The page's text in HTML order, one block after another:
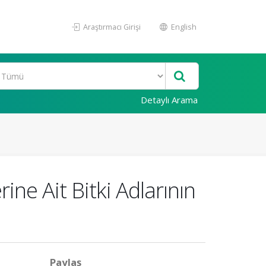
Araştırmacı Girişi English
Detaylı Arama
Ait Bitki Adlarının
Paylaş